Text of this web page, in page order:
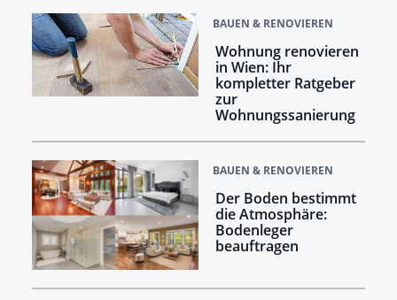
BAUEN & RENOVIEREN
Wohnung renovieren
in Wien: Ihr
kompletter Ratgeber
zur
Wohnungssanierung
BAUEN & RENOVIEREN
Der Boden bestimmt
die Atmosphäre:
Bodenleger
beauftragen